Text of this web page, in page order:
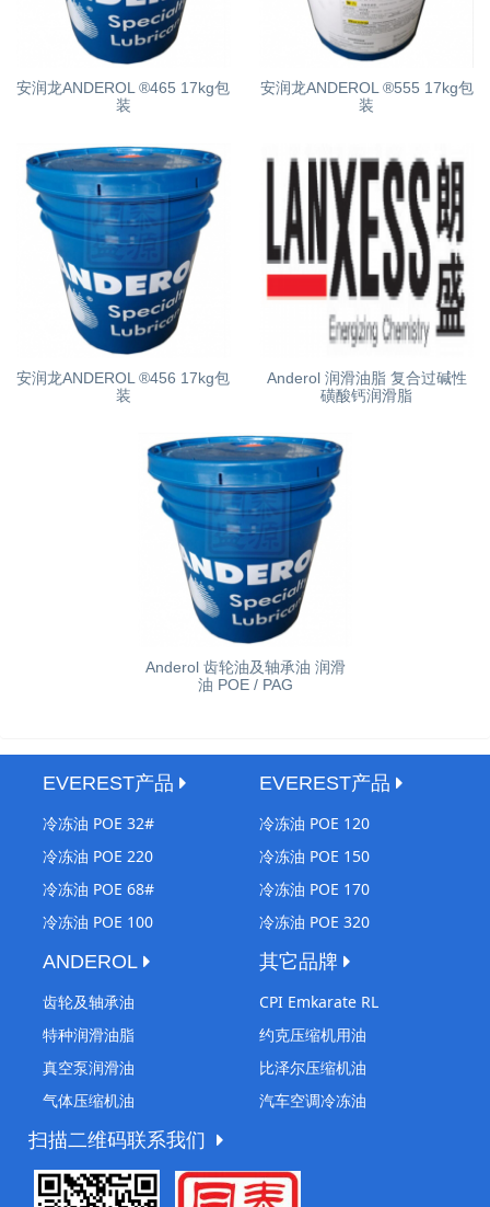
安润龙ANDEROL ®465 17kg包
装
安润龙ANDEROL ®555 17kg包
装
安润龙ANDEROL ®456 17kg包
装
Anderol 润滑油脂 复合过碱性
磺酸钙润滑脂
Anderol 齿轮油及轴承油 润滑
油 POE / PAG
EVEREST产品
冷冻油 POE 32#
冷冻油 POE 220
冷冻油 POE 68#
冷冻油 POE 100
EVEREST产品
冷冻油 POE 120
冷冻油 POE 150
冷冻油 POE 170
冷冻油 POE 320
ANDEROL
齿轮及轴承油
特种润滑油脂
真空泵润滑油
气体压缩机油
其它品牌
CPI Emkarate RL
约克压缩机用油
比泽尔压缩机油
汽车空调冷冻油
扫描二维码联系我们